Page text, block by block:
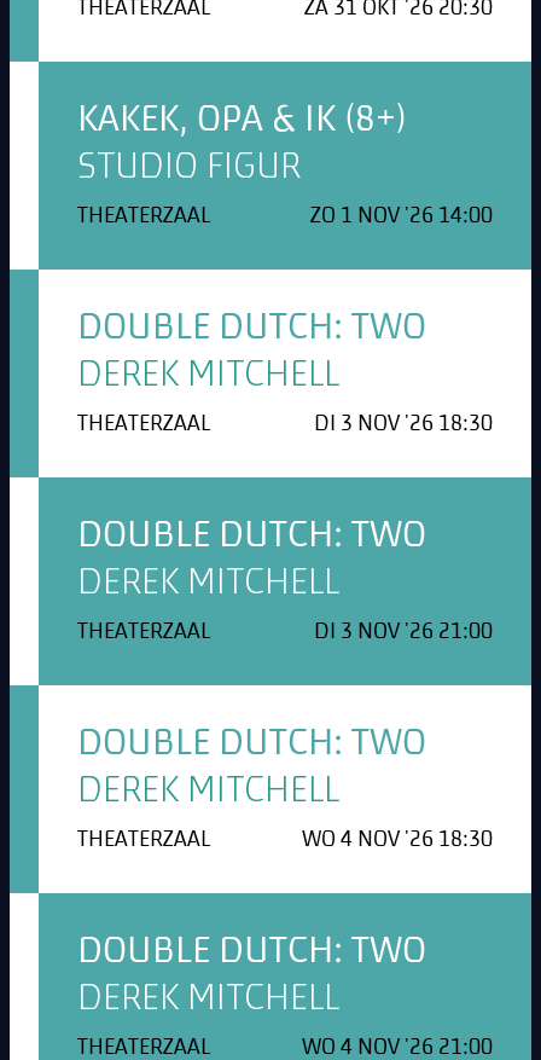
THEATERZAAL ZA 31 OKT '26 20:30
KAKEK, OPA & IK (8+)
STUDIO FIGUR
THEATERZAAL ZO 1 NOV '26 14:00
DOUBLE DUTCH: TWO
DEREK MITCHELL
THEATERZAAL DI 3 NOV '26 18:30
DOUBLE DUTCH: TWO
DEREK MITCHELL
THEATERZAAL DI 3 NOV '26 21:00
DOUBLE DUTCH: TWO
DEREK MITCHELL
THEATERZAAL WO 4 NOV '26 18:30
DOUBLE DUTCH: TWO
DEREK MITCHELL
THEATERZAAL WO 4 NOV '26 21:00